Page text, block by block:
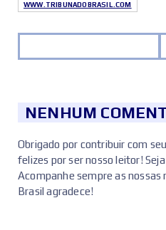
WWW.TRIBUNADOBRASIL.COM
NENHUM
Obrigado por contribuir com
felizes por ser nosso leitor!
Acompanhe sempre as nossas
Brasil agradece!